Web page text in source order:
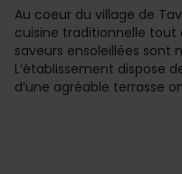
Au coeur du village de
cuisine traditionnelle tout
saveurs ensoleillées sont
L’établissement dispose
d’une agréable terrasse